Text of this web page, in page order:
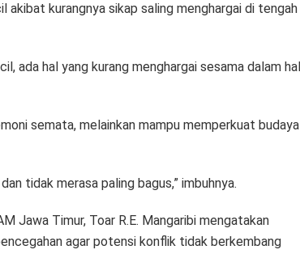
akibat kurangnya sikap saling menghargai di tengah
ada hal yang kurang menghargai sesama dalam hal
semata, melainkan mampu memperkuat budaya
tidak merasa paling bagus,” imbuhnya.
Jawa Timur, Toar R.E. Mangaribi mengatakan
agar potensi konflik tidak berkembang